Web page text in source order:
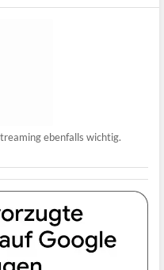
ebenfalls wichtig.